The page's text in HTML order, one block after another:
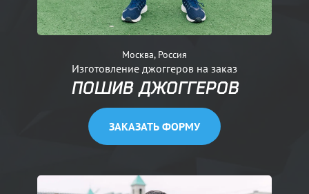
Москва, Россия
Изготовление джоггеров на заказ
ПОШИВ ДЖОГГЕРОВ
ЗАКАЗАТЬ ФОРМУ